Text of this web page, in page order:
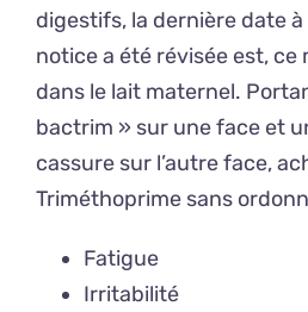
digestifs, la dernière date
notice a été révisée est,
dans le lait maternel.
bactrim » sur une face et
cassure sur l’autre face,
Triméthoprime sans
Fatigue
Irritabilité